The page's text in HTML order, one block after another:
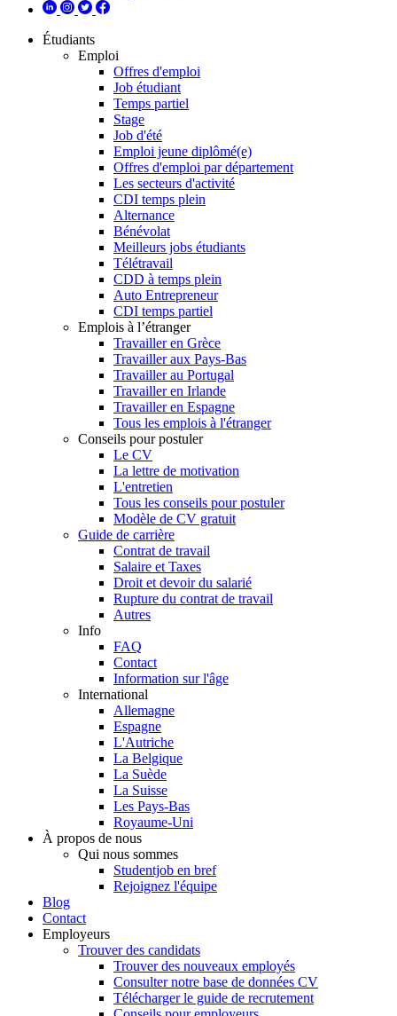
Étudiants
Emploi
Offres d'emploi
Job étudiant
Temps partiel
Stage
Job d'été
Emploi jeune diplômé(e)
Offres d'emploi par département
Les secteurs d'activité
CDI temps plein
Alternance
Bénévolat
Meilleurs jobs étudiants
Télétravail
CDD à temps plein
Auto Entrepreneur
CDI temps partiel
Emplois à l’étranger
Travailler en Grèce
Travailler aux Pays-Bas
Travailler au Portugal
Travailler en Irlande
Travailler en Espagne
Tous les emplois à l'étranger
Conseils pour postuler
Le CV
La lettre de motivation
L'entretien
Tous les conseils pour postuler
Modèle de CV gratuit
Guide de carrière
Contrat de travail
Salaire et Taxes
Droit et devoir du salarié
Rupture du contrat de travail
Autres
Info
FAQ
Contact
Information sur l'âge
International
Allemagne
Espagne
L'Autriche
La Belgique
La Suède
La Suisse
Les Pays-Bas
Royaume-Uni
À propos de nous
Qui nous sommes
Studentjob en bref
Rejoignez l'équipe
Blog
Contact
Employeurs
Trouver des candidats
Trouver des nouveaux employés
Consulter notre base de données CV
Télécharger le guide de recrutement